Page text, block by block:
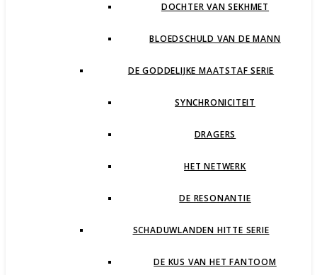
DOCHTER VAN SEKHMET
BLOEDSCHULD VAN DE MANN
DE GODDELIJKE MAATSTAF SERIE
SYNCHRONICITEIT
DRAGERS
HET NETWERK
DE RESONANTIE
SCHADUWLANDEN HITTE SERIE
DE KUS VAN HET FANTOOM